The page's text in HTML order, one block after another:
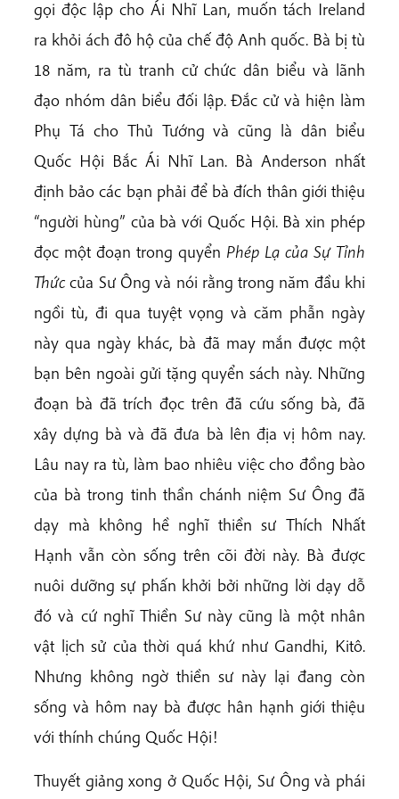
gọi độc lập cho Ái Nhĩ Lan, muốn tách Ireland
ra khỏi ách đô hộ của chế độ Anh quốc. Bà bị tù
18 năm, ra tù tranh cử chức dân biểu và lãnh
đạo nhóm dân biểu đối lập. Đắc cử và hiện làm
Phụ Tá cho Thủ Tướng và cũng là dân biểu
Quốc Hội Bắc Ái Nhĩ Lan. Bà Anderson nhất
định bảo các bạn phải để bà đích thân giới thiệu
“người hùng” của bà với Quốc Hội. Bà xin phép
đọc một đoạn trong quyển Phép Lạ của Sự Tỉnh
Thức của Sư Ông và nói rằng trong năm đầu khi
ngồi tù, đi qua tuyệt vọng và căm phẫn ngày
này qua ngày khác, bà đã may mắn được một
bạn bên ngoài gửi tặng quyển sách này. Những
đoạn bà đã trích đọc trên đã cứu sống bà, đã
xây dựng bà và đã đưa bà lên địa vị hôm nay.
Lâu nay ra tù, làm bao nhiêu việc cho đồng bào
của bà trong tinh thần chánh niệm Sư Ông đã
dạy mà không hề nghĩ thiền sư Thích Nhất
Hạnh vẫn còn sống trên cõi đời này. Bà được
nuôi dưỡng sự phấn khởi bởi những lời dạy dỗ
đó và cứ nghĩ Thiền Sư này cũng là một nhân
vật lịch sử của thời quá khứ như Gandhi, Kitô.
Nhưng không ngờ thiền sư này lại đang còn
sống và hôm nay bà được hân hạnh giới thiệu
với thính chúng Quốc Hội!
Thuyết giảng xong ở Quốc Hội, Sư Ông và phái